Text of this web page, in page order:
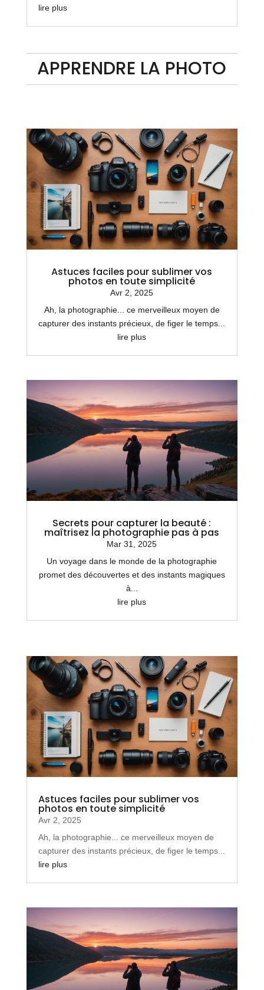
lire plus
APPRENDRE LA PHOTO
Astuces faciles pour sublimer vos
photos en toute simplicité
Avr 2, 2025
Ah, la photographie... ce merveilleux moyen de
capturer des instants précieux, de figer le temps...
lire plus
Secrets pour capturer la beauté :
maîtrisez la photographie pas à pas
Mar 31, 2025
Un voyage dans le monde de la photographie
promet des découvertes et des instants magiques
à...
lire plus
Astuces faciles pour sublimer vos
photos en toute simplicité
Avr 2, 2025
Ah, la photographie... ce merveilleux moyen de
capturer des instants précieux, de figer le temps...
lire plus